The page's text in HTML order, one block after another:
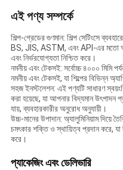
এই পণ্য সম্পর্কে
শিল্প-গ্রেডের গুণমান: শিল্প সেটিংসে
BS, JIS, ASTM, এবং API-এর মতো
এবং নির্ভরযোগ্যতা নিশ্চিত করে।
নমনীয় এবং টেকসই: সর্বোচ্চ ৪০০০ মিমি
নমনীয় এবং টেকসই, যা শিল্পের বিভিন্ন
সহজ ইনস্টলেশন: এই পণ্যটি সাধারণ
করা হয়েছে, যা আপনার বিদ্যমান
যায়, ব্যবহারকারীর অনুরোধ অনুযায়ী।
উচ্চ-মানের উপাদান: অ্যালুমিনিয়াম দিয়ে
চমৎকার শক্তি ও স্থায়িত্ব প্রদান করে, যা
করে।
প্যাকেজিং এবং ডেলিভারি